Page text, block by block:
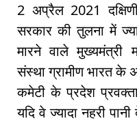
2 अप्रैल 2021
सरकार की तुलना में
मारने वाले मुख्यमंत्री
संस्था ग्रामीण भारत के
कमेटी के प्रदेश
यदि वे ज्यादा नहरी